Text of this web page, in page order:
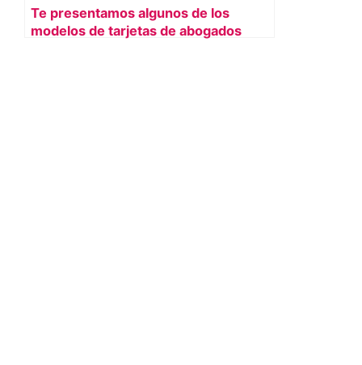
Te presentamos algunos de los
modelos de tarjetas de abogados